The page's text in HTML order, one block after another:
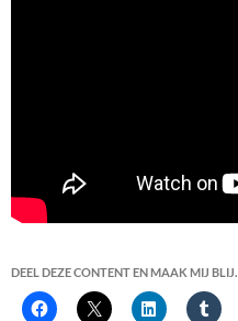
DEEL DEZE CONTENT EN MAAK MIJ BLIJ.